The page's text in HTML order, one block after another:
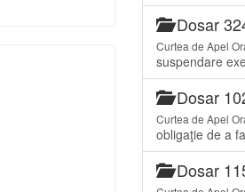
Dosar
Curtea de Apel
suspendare
Dosar
Curtea de Apel
obligaţie de a
Dosar